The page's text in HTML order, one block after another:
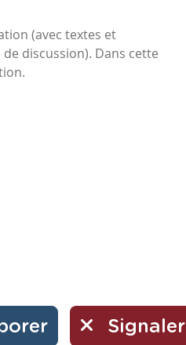
(avec textes et
discussion). Dans cette
Signaler